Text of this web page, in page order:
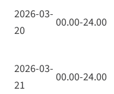
2026-03-
20
00.00-24.00
2026-03-
21
00.00-24.00